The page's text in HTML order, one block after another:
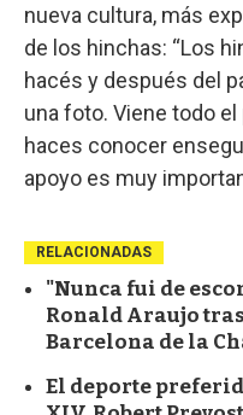
nueva cultura, más
de los hinchas: “Los
hacés y después del
una foto. Viene todo
haces conocer
apoyo es muy
RELACIONADAS
"Nunca fui de
Ronald Araujo
Barcelona de la
El deporte